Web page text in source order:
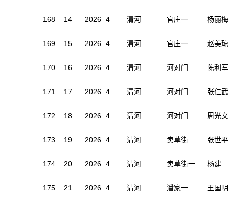
168 14 2026 4 清河 官庄一 杨丽梅
169 15 2026 4 清河 官庄一 赵美琼
170 16 2026 4 清河 河对门 陈利军
171 17 2026 4 清河 河对门 张仁武
172 18 2026 4 清河 河对门 周光文
173 19 2026 4 清河 卖草街 张世平
174 20 2026 4 清河 卖草街一 杨建
175 21 2026 4 清河 潘家一 王国明